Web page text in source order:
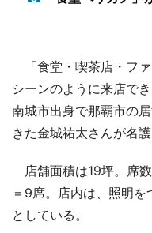
「食堂・喫茶店・フ
シーンのように来店で
南城市出身で那覇市の
きた金城祐太さんが名
店舗面積は19坪。席
＝9席。店内は、照明
としている。